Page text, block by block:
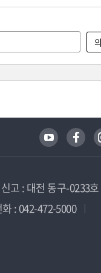
고 : 대전 동구-0233호
: 042-472-5000